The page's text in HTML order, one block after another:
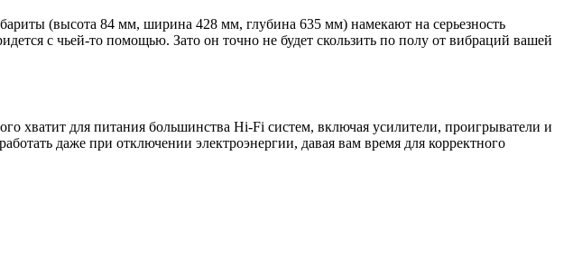
(высота 84 мм, ширина 428 мм, глубина 635 мм) намекают на серьезность
с чьей-то помощью. Зато он точно не будет скользить по полу от вибраций вашей
хватит для питания большинства Hi-Fi систем, включая усилители, проигрыватели и
даже при отключении электроэнергии, давая вам время для корректного